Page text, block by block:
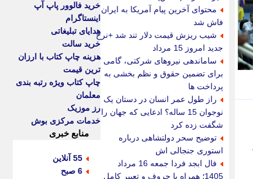
محتوای آخرین پیام آمریکا به ایران
فاش شد
شیب ریزش قیمت دلار تند شد +نرخ
جدید امروز 15 مرداد
ساماندهی نیروهای شرکتی، گامی
برای تضمین حقوق و نظم بخشی به
پرداخت ها
راز طول عمر انسان در دستان یک
نوجوان 15 ساله؟ ادعایی که جهان را
شگفت زده کرد
توضیح سحر دولتشاهی درباره
استوری جنجالی اش
فال ابجد فردا جمعه 16 مرداد
1405؛ همراه با حروف و تعبیر کامل
خرید فالوور پاپ آپ
اینستاگرام
هدایای تبلیغاتی
خرید سالت
هزینه چاپ کتاب با ارزان
ترین قیمت
چاپ کتاب ویژه رتبه بندی
معلمان
رز موزیک
خدمات مرکزی بوش
منابع خبری
55 آنلاین
6 صبح